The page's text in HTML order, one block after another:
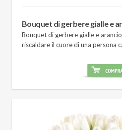
Bouquet di gerbere gialle e
Bouquet di gerbere gialle e
riscaldare il cuore di una persona